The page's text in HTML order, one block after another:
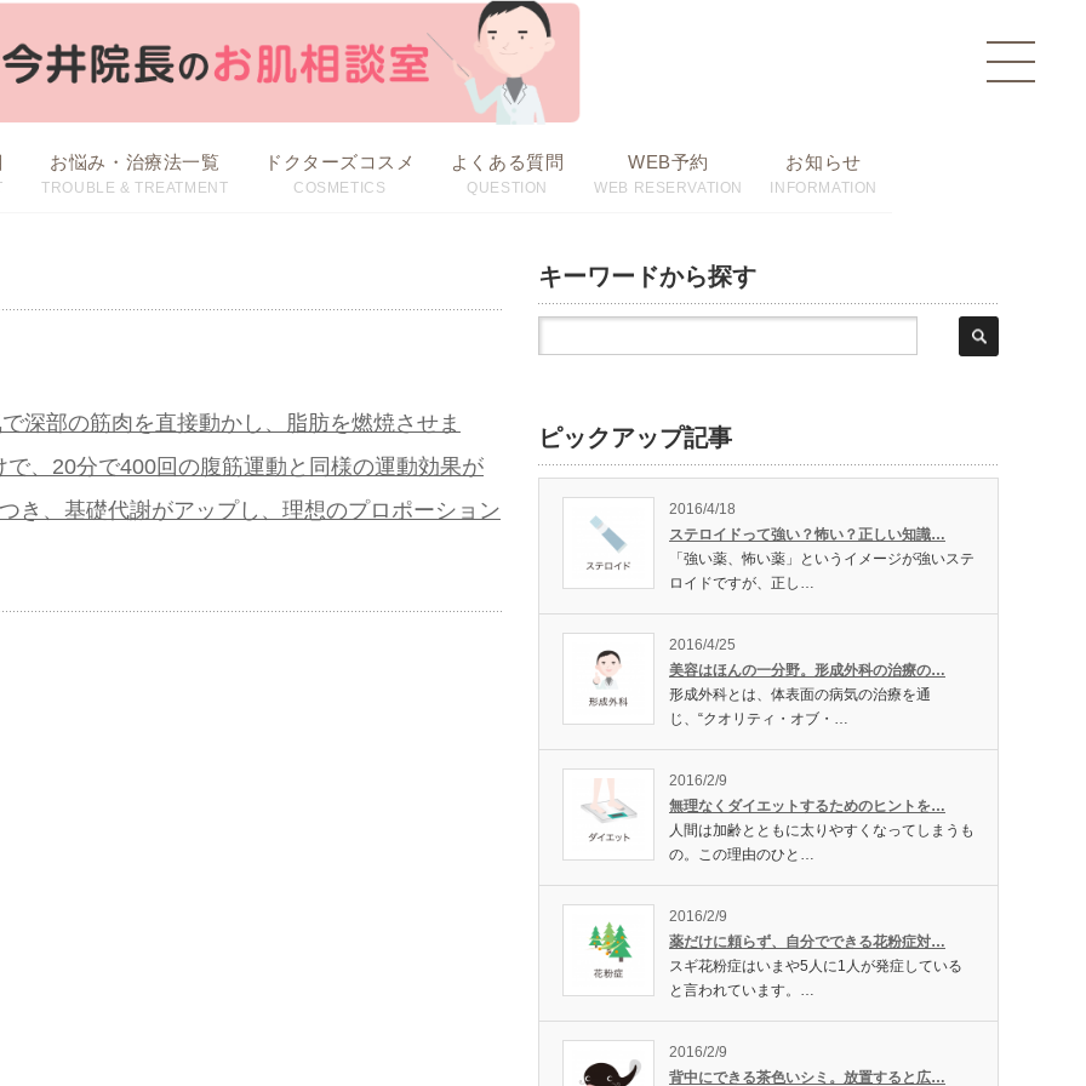
お悩み・治療法一覧
TROUBLE & TREATMENT
ドクターズコスメ
COSMETICS
よくある質問
QUESTION
WEB予約
WEB RESERVATION
お知らせ
INFORMATION
toggle
深部の筋肉を直接動かし、脂肪を燃焼させま
、20分で400回の腹筋運動と同様の運動効果が
き、基礎代謝がアップし、理想のプロポーション
キーワードから探す
ピックアップ記事
2016/4/18
ステロイドって強い？怖い？正しい知識…
「強い薬、怖い薬」というイメージが強いステ
ロイドですが、正し…
2016/4/25
美容はほんの一分野。形成外科の治療の…
形成外科とは、体表面の病気の治療を通
じ、“クオリティ・オブ・…
2016/2/9
無理なくダイエットするためのヒントを…
人間は加齢とともに太りやすくなってしまうも
の。この理由のひと…
2016/2/9
薬だけに頼らず、自分でできる花粉症対…
スギ花粉症はいまや5人に1人が発症している
と言われています。…
2016/2/9
背中にできる茶色いシミ。放置すると広…